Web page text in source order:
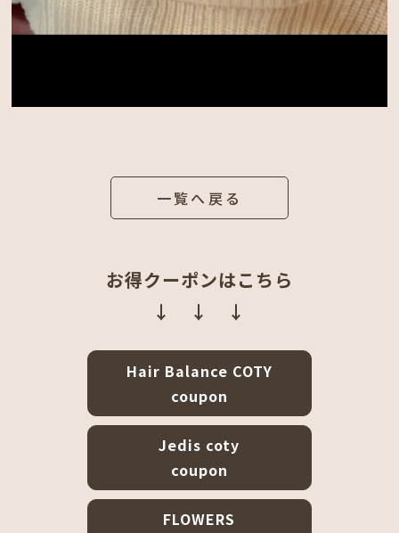
一覧へ戻る
お得クーポンはこちら
↓ ↓ ↓
Hair Balance COTY
coupon
Jedis coty
coupon
FLOWERS